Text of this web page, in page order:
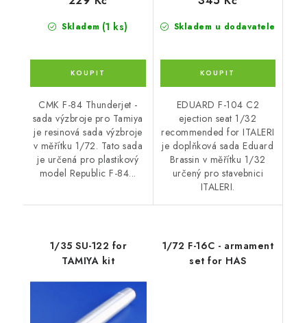
Skladem (1 ks)
CMK F-84 Thunderjet -
sada výzbroje pro Tamiya
je resinová sada výzbroje
v měřítku 1/72. Tato sada
je určená pro plastikový
model Republic F-84...
Skladem u dodavatele
EDUARD F-104 C2
ejection seat 1/32
recommended for ITALERI
je doplňková sada Eduard
Brassin v měřítku 1/32
určený pro stavebnici
ITALERI.
1/35 SU-122 for
TAMIYA kit
1/72 F-16C - armament
set for HAS